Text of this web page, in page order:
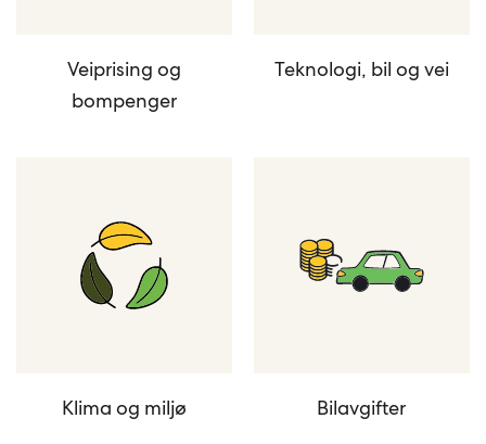
Veiprising og
bompenger
Teknologi, bil og vei
Klima og miljø Bilavgifter